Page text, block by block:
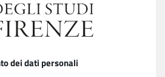
dei dati personali